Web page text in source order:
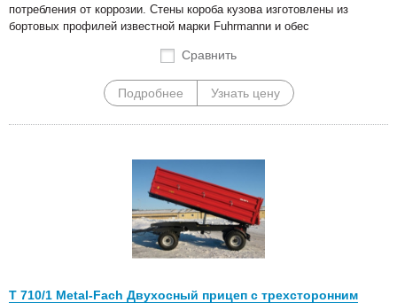
потребления от коррозии. Стены короба кузова изготовлены из
бортовых профилей известной марки Fuhrmannи и обес
Сравнить
Подробнее Узнать цену
Т 710/1 Metal-Fach Двухосный прицеп с трехсторонним